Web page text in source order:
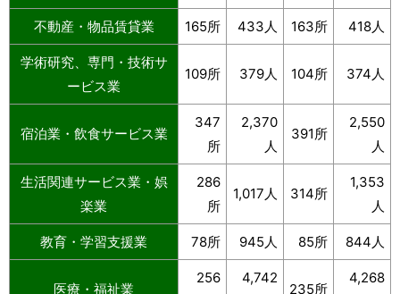
不動産・物品賃貸業 165所 433人 163所 418人
学術研究、専門・技術サ
ービス業
109所 379人 104所 374人
宿泊業・飲食サービス業
347
所
2,370
人
391所
2,550
人
生活関連サービス業・娯
楽業
286
所
1,017人 314所
1,353
人
教育・学習支援業 78所 945人 85所 844人
医療・福祉業
256
4,742
235所
4,268